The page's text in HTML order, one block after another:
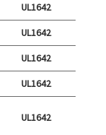
UL1642
UL1642
UL1642
UL1642
UL1642